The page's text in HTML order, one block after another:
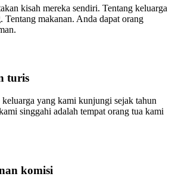
kisah mereka sendiri. Tentang keluarga
Tentang makanan. Anda dapat orang
turis
yang kami kunjungi sejak tahun
singgahi adalah tempat orang tua kami
komisi